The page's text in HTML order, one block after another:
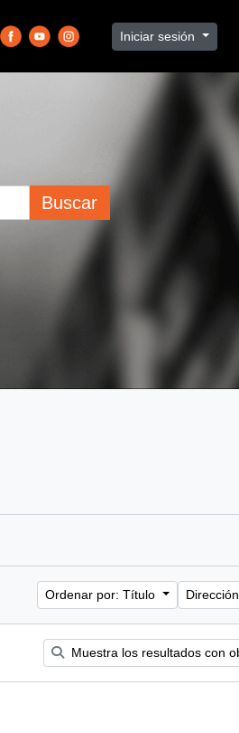
Iniciar sesión
Buscar
Ordenar por: Título
Muestra los resultados con